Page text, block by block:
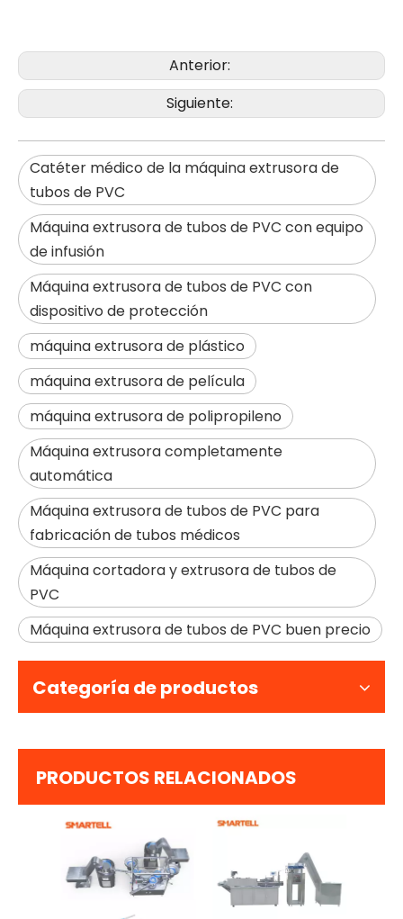
Anterior:
Siguiente:
Catéter médico de la máquina extrusora de
tubos de PVC
Máquina extrusora de tubos de PVC con equipo
de infusión
Máquina extrusora de tubos de PVC con
dispositivo de protección
máquina extrusora de plástico
máquina extrusora de película
máquina extrusora de polipropileno
Máquina extrusora completamente
automática
Máquina extrusora de tubos de PVC para
fabricación de tubos médicos
Máquina cortadora y extrusora de tubos de
PVC
Máquina extrusora de tubos de PVC buen precio
Categoría de productos
PRODUCTOS RELACIONADOS